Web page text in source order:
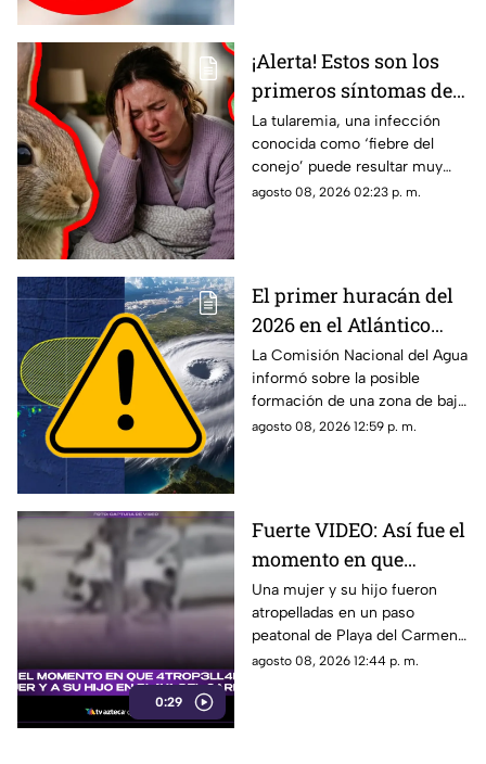
¡Alerta! Estos son los
primeros síntomas de
la ‘fiebre del conejo’ y lo
que debes saber sobre
el contagio de
tularemia
La tularemia, una infección
conocida como ‘fiebre del
conejo’ puede resultar muy
grave y aquí te compartimos
agosto 08, 2026 02:23 p. m.
El primer huracán del
2026 en el Atlántico
podría formarse en 7
días: ¿Cuál es la
probabilidad de
desarrollo ciclónico?
La Comisión Nacional del Agua
informó sobre la posible
formación de una zona de baja
presión en el Atlántico, misma
agosto 08, 2026 12:59 p. m.
0:29
Fuerte VIDEO: Así fue el
momento en que
4tr0p3ll4n a una mujer
y a su hijo en un paso
peatonal de Playa del
Carmen
Una mujer y su hijo fueron
atropelladas en un paso
peatonal de Playa del Carmen.
Cámara de seguridad captó el
agosto 08, 2026 12:44 p. m.